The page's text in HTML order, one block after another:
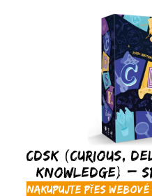
CDSK (Curious,
Knowledge) –
Nakupujte přes